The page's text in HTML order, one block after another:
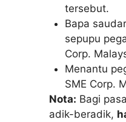
tersebut.
Bapa
sepupu
Corp.
Menantu
SME Corp.
Nota: Bagi
adik-beradik,